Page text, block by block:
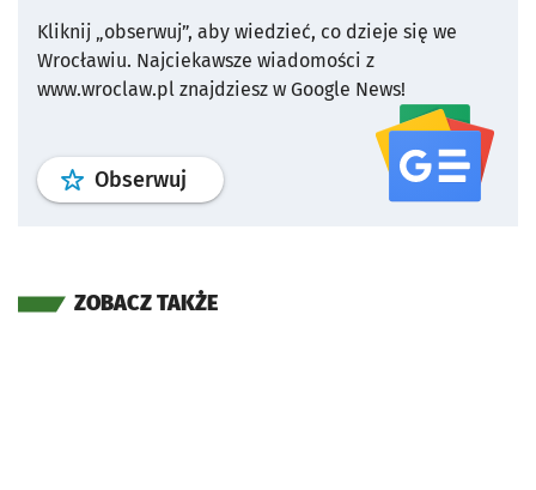
Kliknij „obserwuj”, aby wiedzieć, co dzieje się we
Wrocławiu. Najciekawsze wiadomości z
www.wroclaw.pl znajdziesz w Google News!
Obserwuj profil serwisu
ZOBACZ TAKŻE